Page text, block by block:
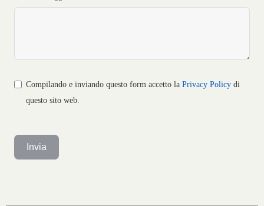
Compilando e inviando questo form accetto laPrivacy Policy di
questo sito web.
Invia